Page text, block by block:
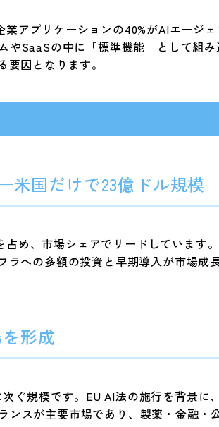
アプリケーションの40%がAIエージ
SaaSの中に「標準機能」として組
因となります。
国だけで23億ドル規模
占め、市場シェアでリードしていま
ラへの多額の投資と早期導入が市場
形成
ぐ規模です。EU AI法の施行を背景
スが主要市場であり、製薬・金融・